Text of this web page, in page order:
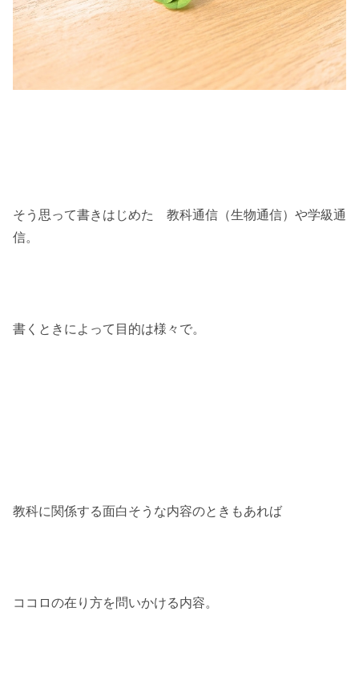
そう思って書きはじめた 教科通信（生物通信）や学級通
信。
書くときによって目的は様々で。
教科に関係する面白そうな内容のときもあれば
ココロの在り方を問いかける内容。